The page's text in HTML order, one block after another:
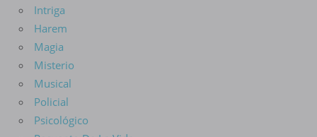
Intriga
Harem
Magia
Misterio
Musical
Policial
Psicológico